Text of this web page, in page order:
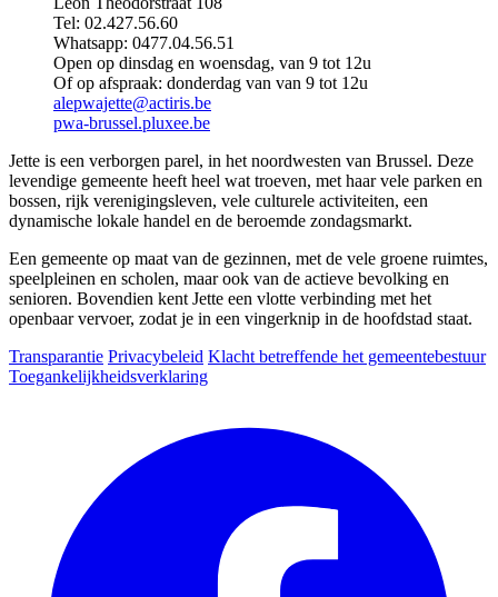
Tel: 02.427.56.60
Whatsapp: 0477.04.56.51
Open op dinsdag en woensdag, van 9 tot 12u
Of op afspraak: donderdag van van 9 tot 12u
alepwajette@actiris.be
pwa-brussel.pluxee.be
Jette is een verborgen parel, in het noordwesten van Brussel. Deze
levendige gemeente heeft heel wat troeven, met haar vele parken en
bossen, rijk verenigingsleven, vele culturele activiteiten, een
dynamische lokale handel en de beroemde zondagsmarkt.
Een gemeente op maat van de gezinnen, met de vele groene ruimtes,
speelpleinen en scholen, maar ook van de actieve bevolking en
senioren. Bovendien kent Jette een vlotte verbinding met het
openbaar vervoer, zodat je in een vingerknip in de hoofdstad staat.
Transparantie Privacybeleid Klacht betreffende het gemeentebestuur
Toegankelijkheidsverklaring